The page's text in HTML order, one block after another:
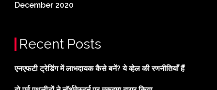
December 2020
Recent Posts
एनएफटी ट्रेडिंग में लाभदायक कैसे बनें? ये व्हेल की रणनीतियाँ हैं